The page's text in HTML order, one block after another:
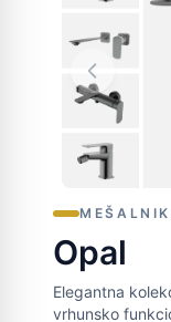
Opal
Elegantna
vrhunsko